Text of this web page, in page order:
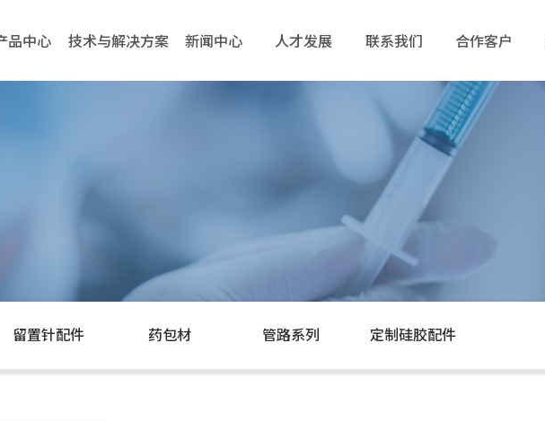
品中心 技术与解决方案 新闻中心 人才发展 联系我们
品中心 技术与解决方案 新闻中心 人才发展 联系我们 合作客户
留置针配件 药包材 管路系列 定制硅胶配件